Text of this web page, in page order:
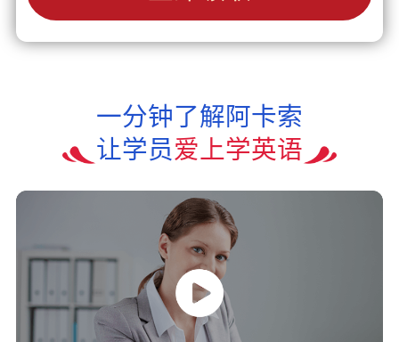
一分钟了解阿卡索
让学员爱上学英语